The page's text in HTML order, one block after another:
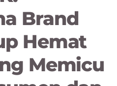
Brand
Hemat
Memicu